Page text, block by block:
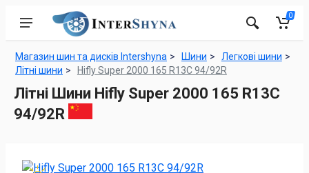
0
Магазин шин та дисків Intershyna Шини
Легкові шини
Літні шини
Hifly Super 2000 165 R13C 94/92R
Літні Шини Hifly Super 2000 165 R13C
94/92R